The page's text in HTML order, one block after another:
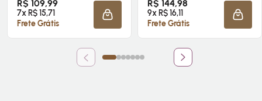
R$ 109,99
7x R$ 15,71
Frete Grátis
ADICIONAR À SACOLA
R$ 144,98
9x R$ 16,11
Frete Grátis